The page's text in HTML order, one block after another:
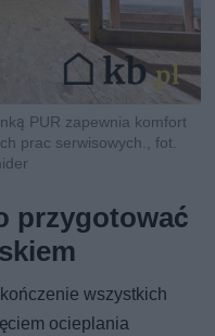
PUR zapewnia komfort
prac serwisowych., fot.
przygotować
wszystkich
ocieplania